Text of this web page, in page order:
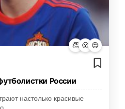
👏 😮 😍
России
настолько красивые